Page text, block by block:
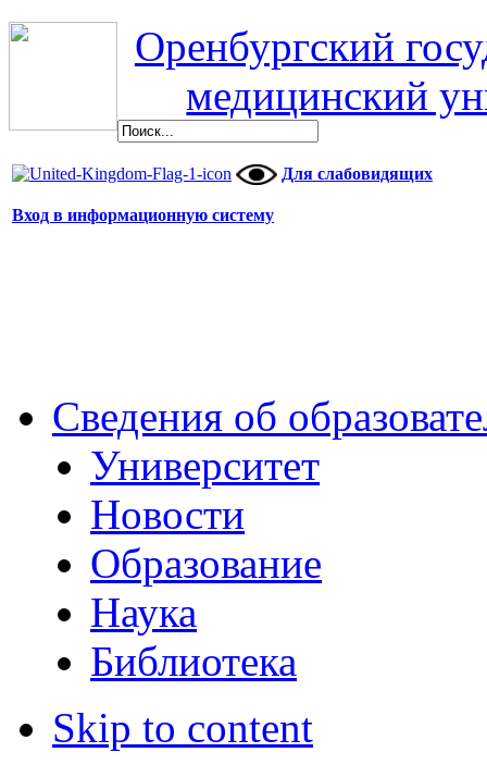
Оренбургский
медицинский
Для слабовидящих
Вход в информационную систему
Сведения об
Университет
Новости
Образование
Наука
Библиотека
Skip to content